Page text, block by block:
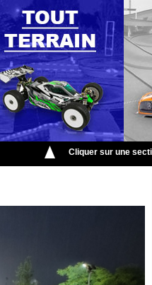
Cliquer sur une